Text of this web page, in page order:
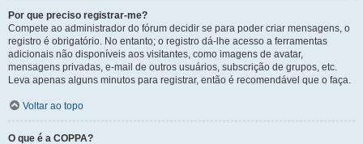
Por que preciso registrar-me?
Compete ao administrador do fórum decidir se para poder criar mensagens, o
registro é obrigatório. No entanto; o registro dá-lhe acesso a ferramentas
adicionais não disponíveis aos visitantes, como imagens de avatar,
mensagens privadas, e-mail de outros usuários, subscrição de grupos, etc.
Leva apenas alguns minutos para registrar, então é recomendável que o faça.
Voltar ao topo
O que é a COPPA?